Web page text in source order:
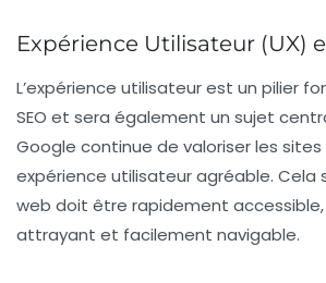
Expérience Utilisateur (UX)
L’expérience utilisateur est un pilier
SEO et sera également un sujet
Google continue de valoriser les
expérience utilisateur agréable. Cela
web doit être rapidement
attrayant et facilement navigable.